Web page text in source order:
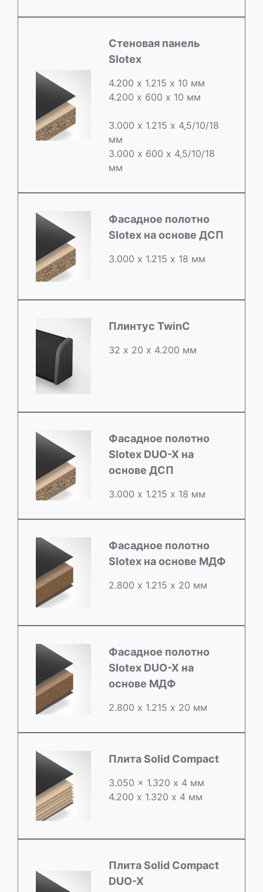
Стеновая панель
Slotex
4.200 х 1.215 х 10 мм
4.200 х 600 х 10 мм
3.000 х 1.215 х 4,5/10/18
мм
3.000 х 600 х 4,5/10/18
мм
Фасадное полотно
Slotex на основе ДСП
3.000 х 1.215 х 18 мм
Плинтус TwinC
32 х 20 х 4.200 мм
Фасадное полотно
Slotex DUO-X на
основе ДСП
3.000 х 1.215 х 18 мм
Фасадное полотно
Slotex на основе МДФ
2.800 х 1.215 х 20 мм
Фасадное полотно
Slotex DUO-X на
основе МДФ
2.800 х 1.215 х 20 мм
Плита Solid Compact
3.050 x 1.320 х 4 мм
4.200 x 1.320 х 4 мм
Плита Solid Compact
DUO-X